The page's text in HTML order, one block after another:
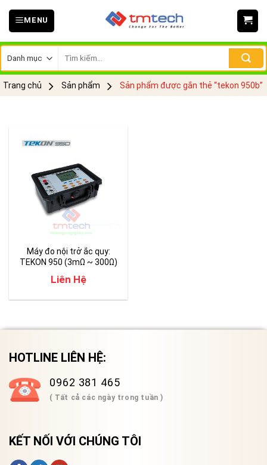
Skip
MENU
kiếm:
Trang chủ Sản phẩm Sản phẩm được gắn thẻ “tekon 950b”
Máy đo nội trở ắc quy:
TEKON 950 (3mΩ ~ 300Ω)
Liên Hệ
HOTLINE LIÊN HỆ:
0962 381 465
( Tất cả các ngày trong tuần )
KẾT NỐI VỚI CHÚNG TÔI